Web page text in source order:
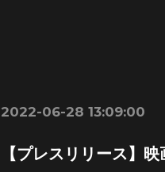
2022-06-28 13:09:00
【プレスリリース】